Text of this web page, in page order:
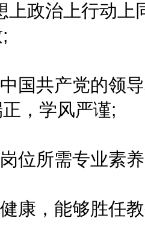
上政治上行动
共产党的领导
，学风严谨;
所需专业素养
，能够胜任教